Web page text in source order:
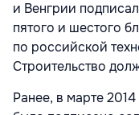
и Венгрии
пятого и шестого
по российской
Строительство
Ранее, в марте